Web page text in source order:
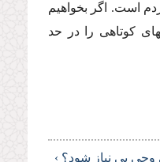
است. اگر بخواهیم
كوتاهى را در حد
وحى بى نیاز شود؟ ›